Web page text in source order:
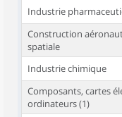
Industrie
Construction
spatiale
Industrie chimique
Composants, cartes
ordinateurs (1)